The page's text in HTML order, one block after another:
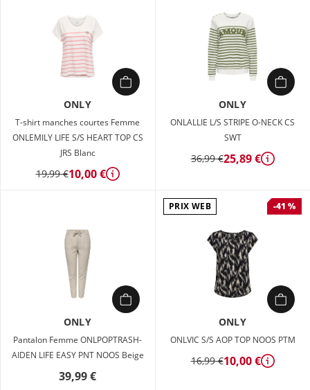
ONLY
T-shirt manches courtes Femme
ONLEMILY LIFE S/S HEART TOP CS
JRS Blanc
19,99 €10,00 € Détails
ONLY
ONLALLIE L/S STRIPE O-NECK CS
SWT
36,99 €25,89 € Détails
ONLY
Pantalon Femme ONLPOPTRASH-
AIDEN LIFE EASY PNT NOOS Beige
39,99 €
PRIX WEB -41 %
ONLY
ONLVIC S/S AOP TOP NOOS PTM
16,99 €10,00 € Détails